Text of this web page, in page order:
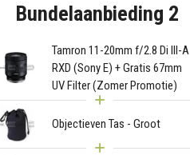
Bundelaanbieding 2
Tamron 11-20mm f/2.8 Di III-A
RXD (Sony E) + Gratis 67mm
UV Filter (Zomer Promotie)
Objectieven Tas - Groot